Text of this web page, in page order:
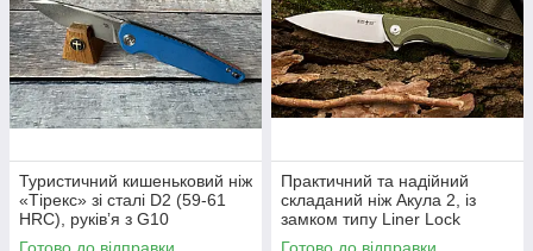
Туристичний кишеньковий ніж
«Тірекс» зі сталі D2 (59-61
HRC), руківʼя з G10
Практичний та надійний
складаний ніж Акула 2, із
замком типу Liner Lock